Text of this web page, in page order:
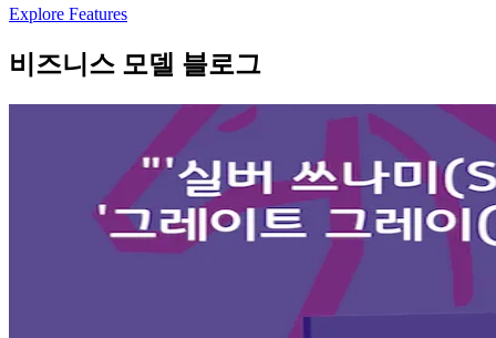
Explore Features
비즈니스 모델 블로그